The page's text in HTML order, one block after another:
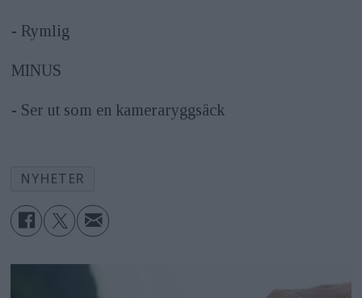
- Rymlig
MINUS
- Ser ut som en kameraryggsäck
NYHETER